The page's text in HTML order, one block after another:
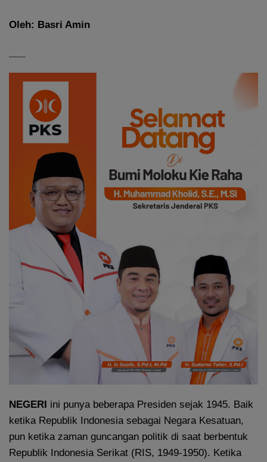
Oleh: Basri Amin
NEGERI ini punya beberapa Presiden sejak 1945. Baik
ketika Republik Indonesia sebagai Negara Kesatuan,
pun ketika zaman guncangan politik di saat berbentuk
Republik Indonesia Serikat (RIS, 1949-1950). Ketika